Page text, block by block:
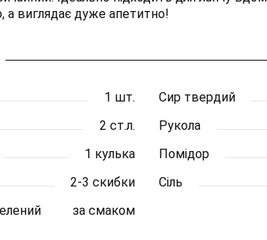
а виглядає дуже апетитно!
1 шт. Сир твердий
2 ст.л. Рукола
1 кулька Помідор
2-3 скибки Сіль
за смаком